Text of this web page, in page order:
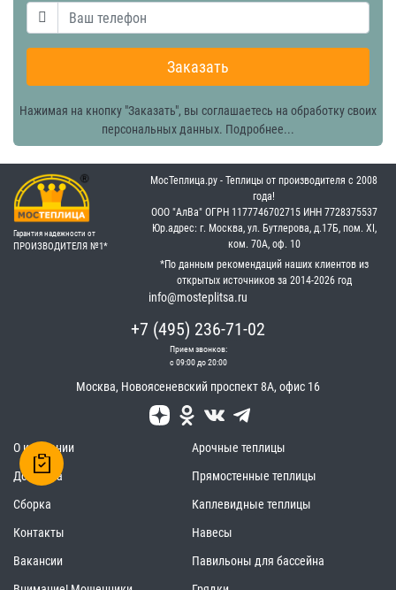
Заказать
Нажимая на кнопку "Заказать", вы соглашаетесь на обработку своих
персональных данных. Подробнее...
Гарантия надежности от
ПРОИЗВОДИТЕЛЯ №1*
МосТеплица.ру - Теплицы от производителя с 2008
года!
OOO "АлВа" OГРН ‎1177746702715 ИНН ‎7728375537
Юр.адрес: г. Москва, ул. Бутлерова, д.17Б, пом. XI,
ком. 70А, оф. 10
*По данным рекомендаций наших клиентов из
открытых источников за 2014-2026 год
О компании
Доставка
Сборка
Контакты
Вакансии
Арочные теплицы
Прямостенные теплицы
Каплевидные теплицы
Навесы
Павильоны для бассейна
info@mosteplitsa.ru
+7 (495) 236-71-02
Прием звонков:
с 09:00 до 20:00
Москва, Новоясеневский проспект 8А, офис 16